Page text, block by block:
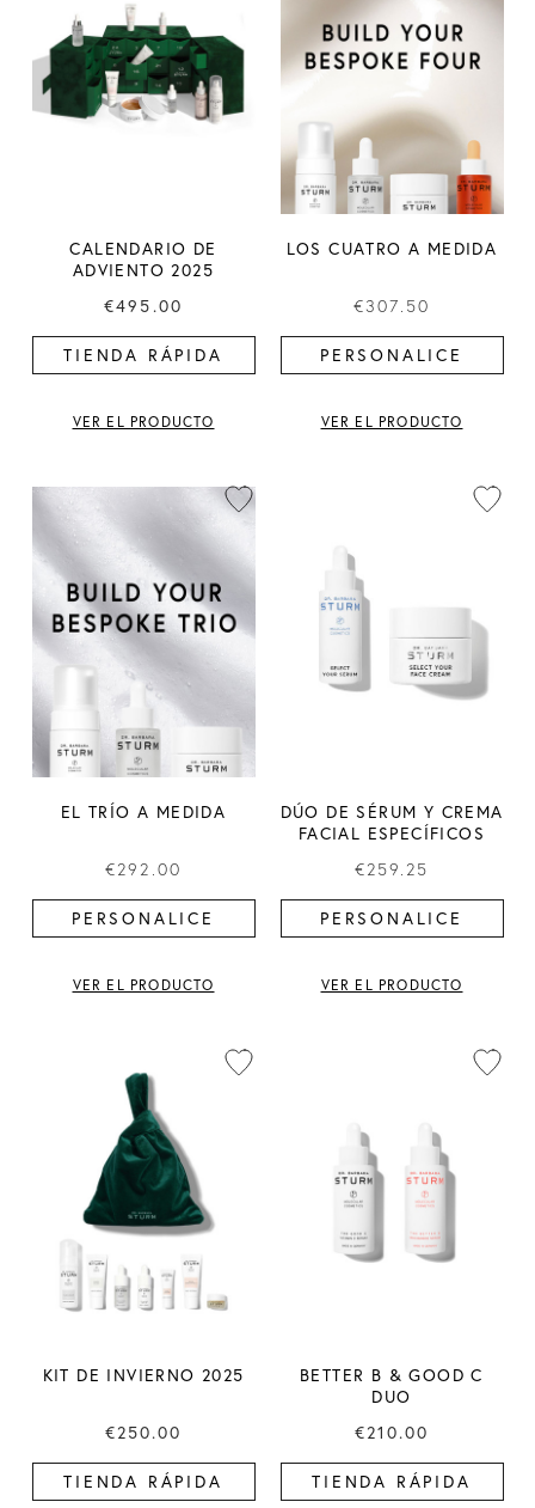
CALENDARIO DE
ADVIENTO 2025
€495.00
TIENDA RÁPIDA
VER EL PRODUCTO
LOS CUATRO A MEDIDA
€307.50
PERSONALICE
VER EL PRODUCTO
EL TRÍO A MEDIDA
€292.00
PERSONALICE
VER EL PRODUCTO
DÚO DE SÉRUM Y CREMA
FACIAL ESPECÍFICOS
€259.25
PERSONALICE
VER EL PRODUCTO
KIT DE INVIERNO 2025
€250.00
TIENDA RÁPIDA
BETTER B & GOOD C
DUO
€210.00
TIENDA RÁPIDA